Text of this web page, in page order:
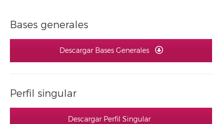
Bases generales
Descargar Bases Generales
Perfil singular
Descargar Perfil Singular